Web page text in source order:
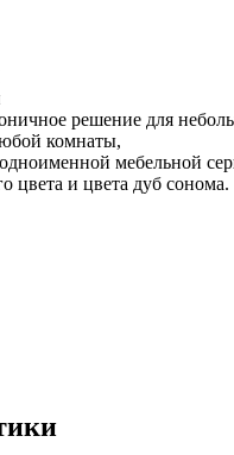
решение для
комнаты,
мебельной
и цвета дуб сонома.